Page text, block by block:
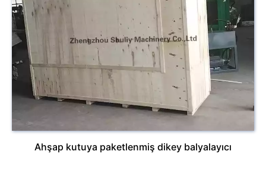
Ahşap kutuya paketlenmiş dikey balyalayıcı